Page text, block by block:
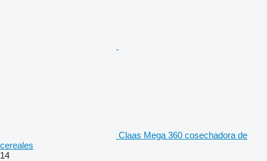
Claas Mega 360 cosechadora de
cereales
14